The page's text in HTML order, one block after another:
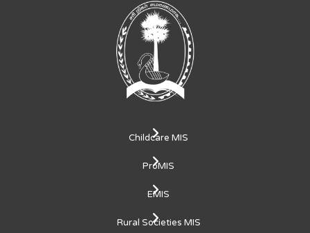
Childcare MIS
ProMIS
EMIS
Rural Societies MIS